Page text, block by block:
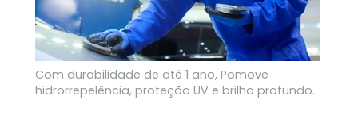
Com durabilidade de até 1 ano, Pomove
hidrorrepelência, proteção UV e brilho profundo.